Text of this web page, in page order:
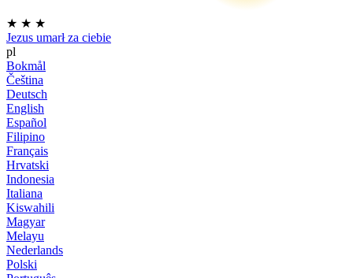
★ ★ ★
Jezus umarł za ciebie
pl
Bokmål
Čeština
Deutsch
English
Español
Filipino
Français
Hrvatski
Indonesia
Italiana
Kiswahili
Magyar
Melayu
Nederlands
Polski